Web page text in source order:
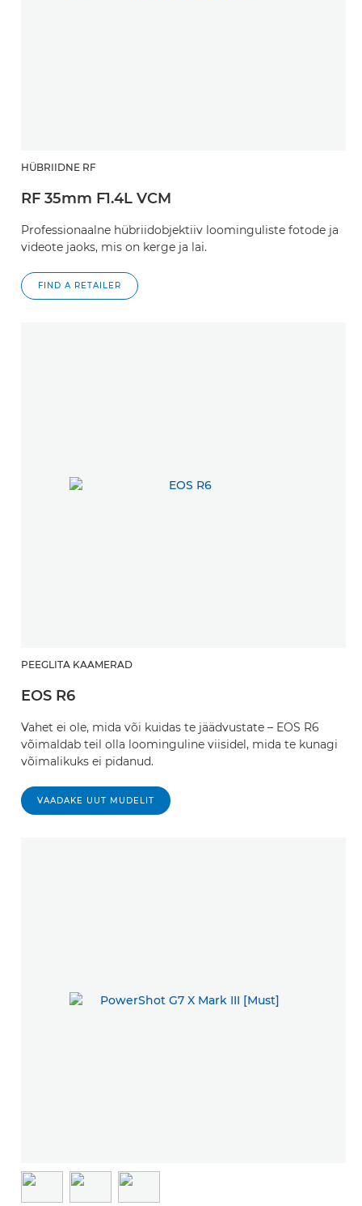
HÜBRIIDNE RF
RF 35mm F1.4L VCM
Professionaalne hübriidobjektiiv loominguliste fotode ja
videote jaoks, mis on kerge ja lai.
FIND A RETAILER
PEEGLITA KAAMERAD
EOS R6
Vahet ei ole, mida või kuidas te jäädvustate – EOS R6
võimaldab teil olla loominguline viisidel, mida te kunagi
võimalikuks ei pidanud.
VAADAKE UUT MUDELIT